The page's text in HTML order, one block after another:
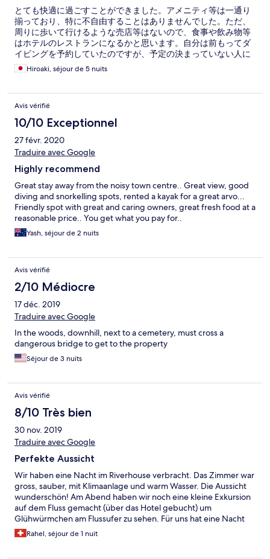
とても快適に過ごすことができました。アメニティ等は一通り
揃っており、特に不自由することはありませんでした。ただ、
周りに歩いて行けるような売店等はないので、食事や飲み物等
はホテルのレストランになるかと思います。自分は前もってダ
イビングを予約していたのですが、予定の決まっていない人に
はホテルのスタッフがツアー等を案内していました。最終日に
空港からホテルまでの送迎代を払った、払っていないで少しト
した。また機会があれば、利用したいです。
Hiroaki, séjour de 5 nuits
Avis vérifié
10/10 Exceptionnel
27 févr. 2020
Traduire avec Google
Highly recommend
Great stay away from the noisy town centre.. Great view, good
diving and snorkelling spots, rented a kayak for a great arvo...
Friendly spot with great and caring owners, great fresh food at a
reasonable price.. You get what you pay for..
Yash, séjour de 2 nuits
Avis vérifié
2/10 Médiocre
17 déc. 2019
Traduire avec Google
In the woods, downhill, next to a cemetery, must cross a
dangerous bridge to get to the property
Séjour de 3 nuits
Avis vérifié
8/10 Très bien
30 nov. 2019
Traduire avec Google
Perfekte Aussicht
Wir haben eine Nacht im Riverhouse verbracht. Das Zimmer war
gross, sauber, mit Klimaanlage und warm Wasser. Die Aussicht
wunderschön! Am Abend haben wir noch eine kleine Exkursion
auf dem Fluss gemacht (über das Hotel gebucht) um
Glühwürmchen am Flussufer zu sehen. Für uns hat eine Nacht
gereicht, da es in der Umgebung sonst nichts gibt. (Man kann
im Hotel Abendessen)
Rahel, séjour de 1 nuit